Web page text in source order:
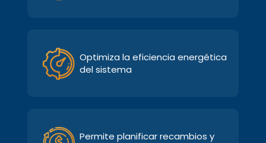
Optimiza la eficiencia energética
del sistema
Permite planificar recambios y